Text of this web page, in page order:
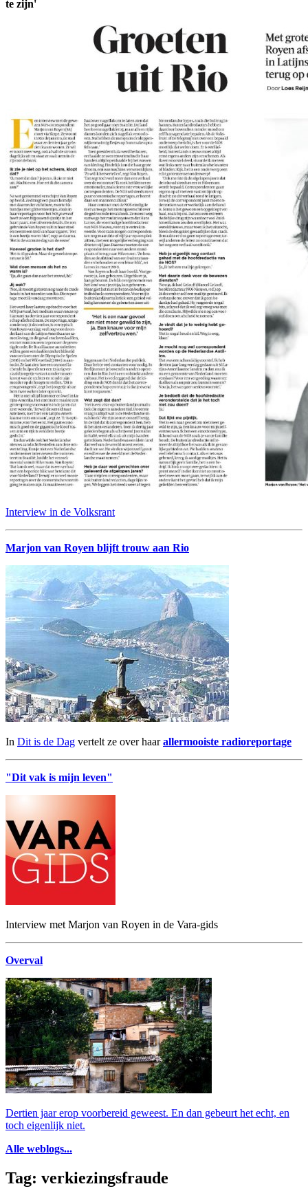
te zijn'
Interview in de Volksrant
Marjon van Royen blijft trouw aan Rio
In Dit is de Dag vertelt ze over haarallermooiste radioreportage
"Dit vak is mijn leven"
Interview met Marjon van Royen in de Vara-gids
Overval
Dertien jaar erop voorbereid geweest. En dan gebeurt het echt, en
toch eigenlijk niet.
Alle weblogs...
Tag: verkiezingsfraude